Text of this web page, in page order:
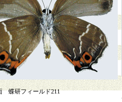
蝶研フィールド211